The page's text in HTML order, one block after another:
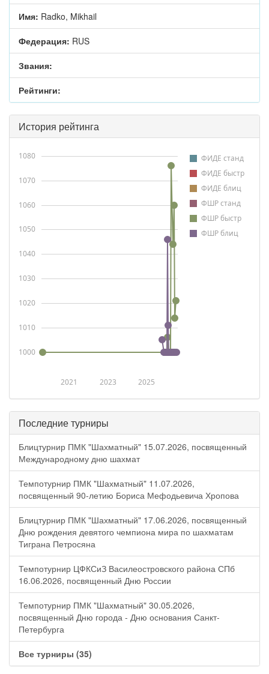
Имя: Radko, Mikhail
Федерация: RUS
Звания:
Рейтинги:
История рейтинга
ФИДЕ станд
ФИДЕ быстр
ФИДЕ блиц
ФШР станд
ФШР быстр
ФШР блиц
2021 2023 2025
1000
1010
1020
1030
1040
1050
1060
1070
1080
Последние турниры
Блицтурнир ПМК "Шахматный" 15.07.2026, посвященный
Международному дню шахмат
Темпотурнир ПМК "Шахматный" 11.07.2026,
посвященный 90-летию Бориса Мефодьевича Хропова
Блицтурнир ПМК "Шахматный" 17.06.2026, посвященный
Дню рождения девятого чемпиона мира по шахматам
Тиграна Петросяна
Темпотурнир ЦФКСиЗ Василеостровского района СПб
16.06.2026, посвященный Дню России
Темпотурнир ПМК "Шахматный" 30.05.2026,
посвященный Дню города - Дню основания Санкт-
Петербурга
Все турниры (35)